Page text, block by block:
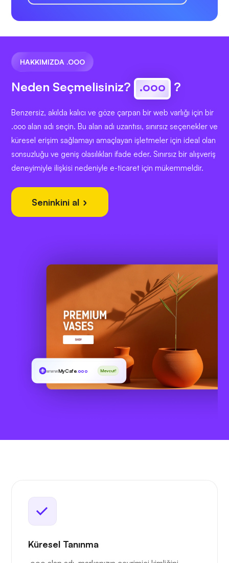
HAKKIMIZDA .OOO
Neden Seçmelisiniz? .ooo ?
Benzersiz, akılda kalıcı ve göze çarpan bir web varlığı için bir
.ooo alan adı seçin. Bu alan adı uzantısı, sınırsız seçenekler ve
küresel erişim sağlamayı amaçlayan işletmeler için ideal olan
sonsuzluğu ve geniş olasılıkları ifade eder. Sınırsız bir alışveriş
deneyimiyle ilişkisi nedeniyle e-ticaret için mükemmeldir.
Seninkini al
wwwMyCafe.ooo Mevcut!
Küresel Tanınma